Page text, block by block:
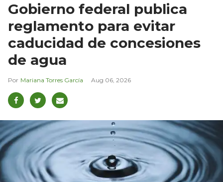
Gobierno federal publica
reglamento para evitar
caducidad de concesiones
de agua
Mariana Torres García Aug 06, 2026